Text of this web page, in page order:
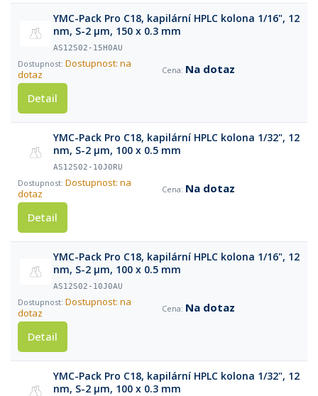
YMC-Pack Pro C18, kapilární HPLC kolona 1/16", 12
nm, S-2 µm, 150 x 0.3 mm
AS12S02-15H0AU
Dostupnost: na
dotaz
Na dotaz
Detail
YMC-Pack Pro C18, kapilární HPLC kolona 1/32", 12
nm, S-2 µm, 100 x 0.5 mm
AS12S02-10J0RU
Dostupnost: na
dotaz
Na dotaz
Detail
YMC-Pack Pro C18, kapilární HPLC kolona 1/16", 12
nm, S-2 µm, 100 x 0.5 mm
AS12S02-10J0AU
Dostupnost: na
dotaz
Na dotaz
Detail
YMC-Pack Pro C18, kapilární HPLC kolona 1/32", 12
nm, S-2 µm, 100 x 0.3 mm